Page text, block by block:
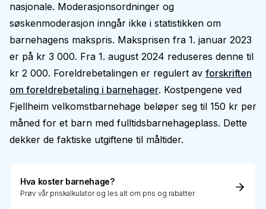
nasjonale. Moderasjonsordninger og
søskenmoderasjon inngår ikke i statistikken om
barnehagens makspris. Maksprisen fra 1. januar 2023
er på kr 3 000. Fra 1. august 2024 reduseres denne til
kr 2 000. Foreldrebetalingen er regulert av forskriften
om foreldrebetaling i barnehager. Kostpengene ved
Fjellheim velkomstbarnehage beløper seg til 150 kr per
måned for et barn med fulltidsbarnehageplass. Dette
dekker de faktiske utgiftene til måltider.
Hva koster barnehage?
Prøv vår priskalkulator og les alt om pris og rabatter